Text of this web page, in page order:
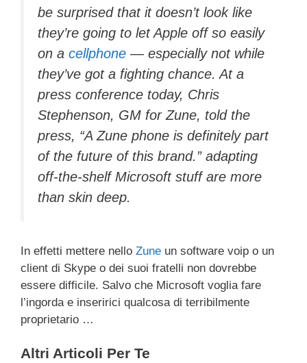
be surprised that it doesn’t look like
they’re going to let Apple off so easily
on a cellphone — especially not while
they’ve got a fighting chance. At a
press conference today, Chris
Stephenson, GM for Zune, told the
press, “A Zune phone is definitely part
of the future of this brand.” adapting
off-the-shelf Microsoft stuff are more
than skin deep.
In effetti mettere nello Zune un software voip o un
client di Skype o dei suoi fratelli non dovrebbe
essere difficile. Salvo che Microsoft voglia fare
l’ingorda e inseririci qualcosa di terribilmente
proprietario …
Altri Articoli Per Te